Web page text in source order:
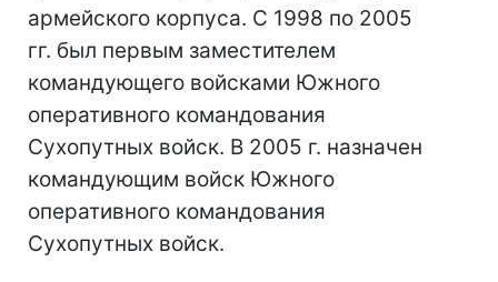
армейского корпуса. С 1998 по 2005
гг. был первым заместителем
командующего войсками Южного
оперативного командования
Сухопутных войск. В 2005 г. назначен
командующим войск Южного
оперативного командования
Сухопутных войск.